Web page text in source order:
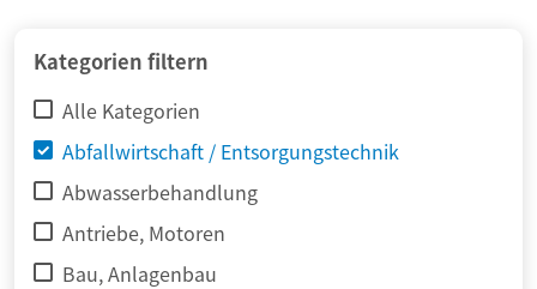
Kategorien filtern
Alle Kategorien
Abfallwirtschaft / Entsorgungstechnik
Abwasserbehandlung
Antriebe, Motoren
Bau, Anlagenbau